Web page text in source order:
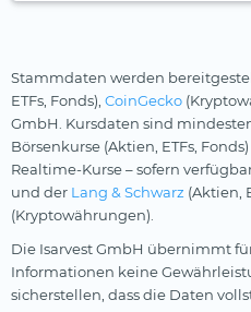
Stammdaten werden
ETFs, Fonds), CoinGecko
GmbH. Kursdaten sind
Börsenkurse (Aktien, ETFs,
Realtime-Kurse – sofern
und der Lang & Schwarz (Aktien,
(Kryptowährungen).
Die Isarvest GmbH übernimmt
Informationen keine
sicherstellen, dass die Daten